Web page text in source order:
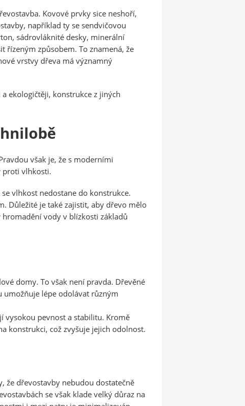
Kovové prvky sice neshoří,
například ty se sendvičovou
sádrovláknité desky, minerální
řízeným způsobem. To znamená, že
vrstvy dřeva má významný
ekologičtěji, konstrukce z jiných
však je, že s moderními
proti vlhkosti.
vlhkost nedostane do konstrukce.
Důležité je také zajistit, aby dřevo mělo
vody v blízkosti základů
domy. To však není pravda. Dřevěné
umožňuje lépe odolávat různým
vysokou pevnost a stabilitu. Kromě
konstrukci, což zvyšuje jejich odolnost.
že dřevostavby nebudou dostatečně
se však klade velký důraz na